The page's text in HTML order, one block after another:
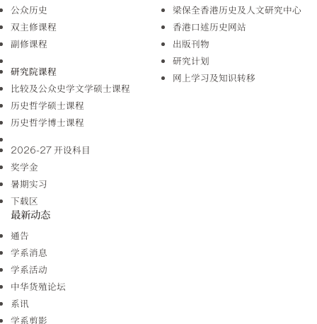
公众历史
双主修课程
副修课程
研究院课程
比较及公众史学文学硕士课程
历史哲学硕士课程
历史哲学博士课程
2026-27 开设科目
奖学金
暑期实习
下载区
梁保全香港历史及人文研究中心
香港口述历史网站
出版刊物
研究计划
网上学习及知识转移
最新动态
通告
学系消息
学系活动
中华货殖论坛
系讯
学系剪影